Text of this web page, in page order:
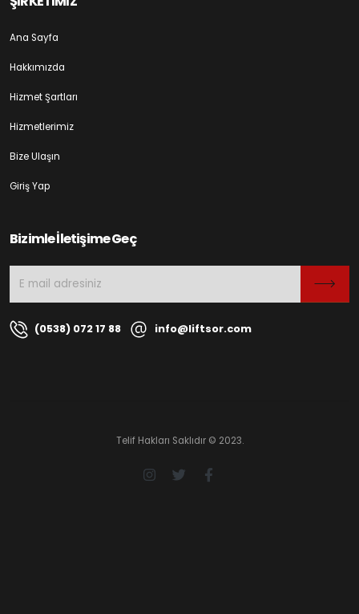
Ana Sayfa
Hakkımızda
Hizmet Şartları
Hizmetlerimiz
Bize Ulaşın
Giriş Yap
Bizimle İletişime Geç
(0538) 072 17 88 info@liftsor.com
Telif Hakları Saklıdır © 2023.